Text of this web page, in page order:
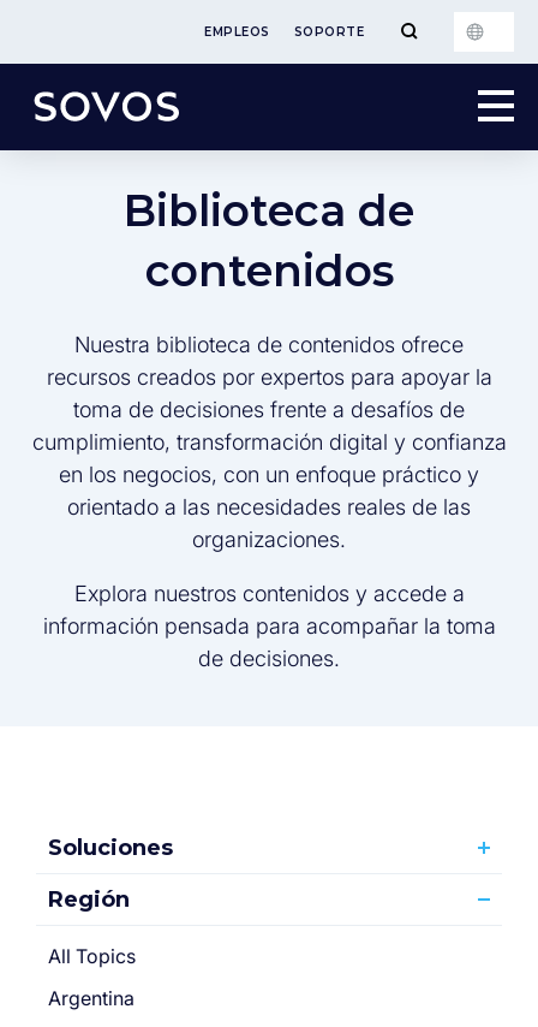
EMPLEOS SOPORTE
Biblioteca de
contenidos
Nuestra biblioteca de contenidos ofrece
recursos creados por expertos para apoyar la
toma de decisiones frente a desafíos de
cumplimiento, transformación digital y confianza
en los negocios, con un enfoque práctico y
orientado a las necesidades reales de las
organizaciones.
Explora nuestros contenidos y accede a
información pensada para acompañar la toma
de decisiones.
Soluciones
Región
All Topics
Argentina